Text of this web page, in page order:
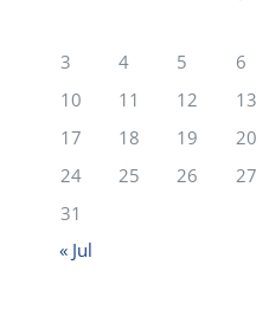
3
4 5 6
10
11 12 13
17
18 19 20
24
25 26 27
31
« Jul